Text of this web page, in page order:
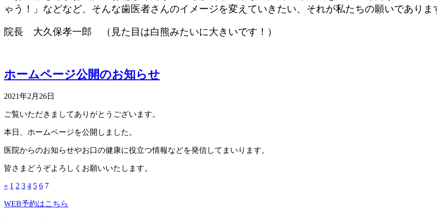
ゃう！」などなど、そんな歯医者さんのイメージを変えていきたい、それが私たちの願いでありま
院長 大久保孝一郎 （見た目は白熊みたいに大きいです！）
ホームページ公開のお知らせ
2021年2月26日
ご覧いただきましてありがとうございます。
本日、ホームページを公開しました。
医院からのお知らせやお口の健康に役立つ情報などを発信してまいります。
皆さまどうぞよろしくお願いいたします。
« 1 2 3 4 5 6 7
WEB予約はこちら